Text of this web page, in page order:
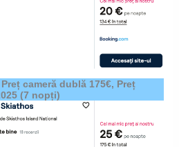
Preț cameră dublă 175€, Preț
(7 nopți)